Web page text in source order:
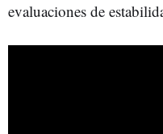
evaluaciones de